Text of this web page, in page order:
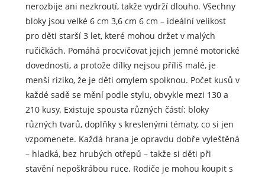
nerozbije ani nezkroutí, takže vydrží dlouho. Všechny
bloky jsou velké 6 cm 3,6 cm 6 cm – ideální velikost
pro děti starší 3 let, které mohou držet v malých
ručičkách. Pomáhá procvičovat jejich jemné motorické
dovednosti, a protože dílky nejsou příliš malé, je
menší riziko, že je děti omylem spolknou. Počet kusů v
každé sadě se mění podle stylu, obvykle mezi 130 a
210 kusy. Existuje spousta různých částí: bloky
různých tvarů, doplňky s kreslenými tématy, co si jen
vzpomenete. Každá hrana je opravdu dobře vyleštěná
– hladká, bez hrubých otřepů – takže si děti při
stavění nepoškrábou ruce. Rodiče je mohou koupit s